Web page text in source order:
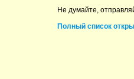
Не думайте,
Полный список